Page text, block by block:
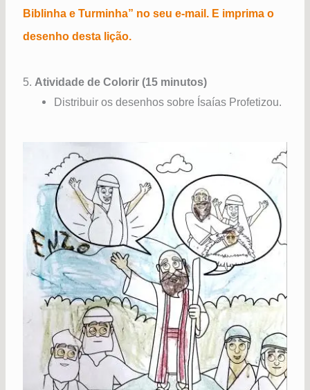
Biblinha e Turminha” no seu e-mail. E imprima o
desenho desta lição.
5. Atividade de Colorir (15 minutos)
Distribuir os desenhos sobre Ísaías Profetizou.